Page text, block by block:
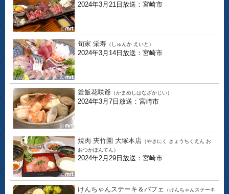
2024年3月21日放送：宮崎市
旬家 栄寿 （しゅんか えいと）
2024年3月14日放送：宮崎市
釜飯花咲爺 （かまめしはなざかじい）
2024年3月7日放送：宮崎市
焼肉 夾竹園 大塚本店 （やきにく きょうちくえん お
おつかほんてん）
2024年2月29日放送：宮崎市
けんちゃんステーキ＆パフェ
（けんちゃんステーキ